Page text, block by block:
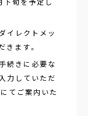
イレクトメッ
きます。
続きに必要な
力していただ
てご案内いた